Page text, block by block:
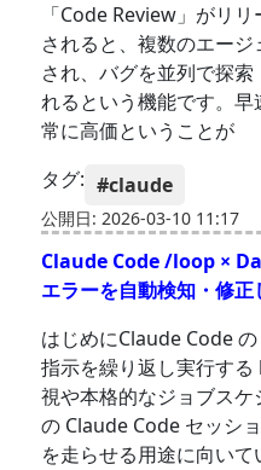
「Code Review」がリ
されると、複数のエー
され、バグを並列で探索
れるという機能です。
常に高価ということが
タグ: #claude
公開日: 2026-03-10 11:17
Claude Code /loop ×
エラーを自動検知・修正
はじめにClaude Code
指示を繰り返し実行す
視や本格的なジョブス
の Claude Code セッシ
を走らせる用途に向い